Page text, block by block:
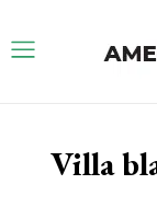
Villa